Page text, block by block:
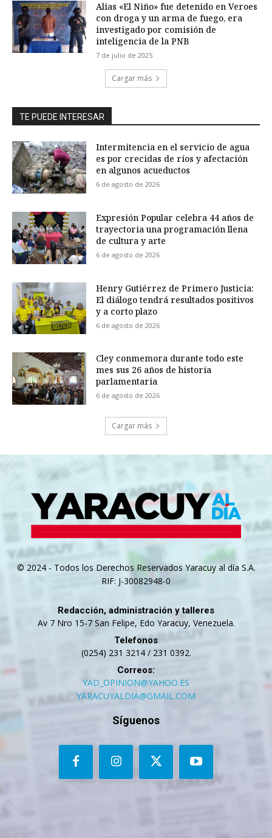
Alias «El Niño» fue detenido en Veroes
con droga y un arma de fuego, era
investigado por comisión de
inteligencia de la PNB
7 de julio de 2025
Cargar más
TE PUEDE INTERESAR
Intermitencia en el servicio de agua
es por crecidas de ríos y afectación
en algunos acueductos
6 de agosto de 2026
Expresión Popular celebra 44 años de
trayectoria una programación llena
de cultura y arte
6 de agosto de 2026
Henry Gutiérrez de Primero Justicia:
El diálogo tendrá resultados positivos
y a corto plazo
6 de agosto de 2026
Cley conmemora durante todo este
mes sus 26 años de historia
parlamentaria
6 de agosto de 2026
Cargar más
© 2024 - Todos los Derechos Reservados Yaracuy al día S.A.
RIF: J-30082948-0
Redacción, administración y talleres
Av 7 Nro 15-7 San Felipe, Edo Yaracuy, Venezuela.
Telefonos
(0254) 231 3214 / 231 0392.
Correos:
YAD_OPINION@YAHOO.ES
YARACUYALDIA@GMAIL.COM
Síguenos